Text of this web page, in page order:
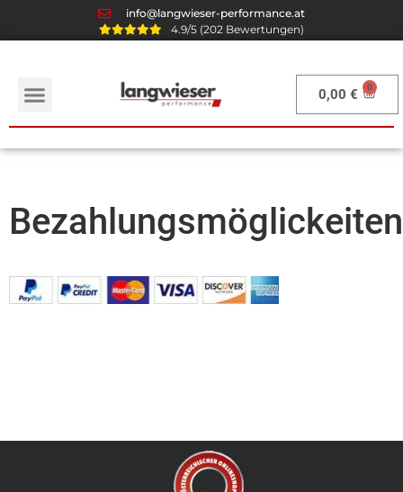
info@langwieser-performance.at
4.9/5 (202 Bewertungen)
0,00€
Bezahlungsmöglickeiten